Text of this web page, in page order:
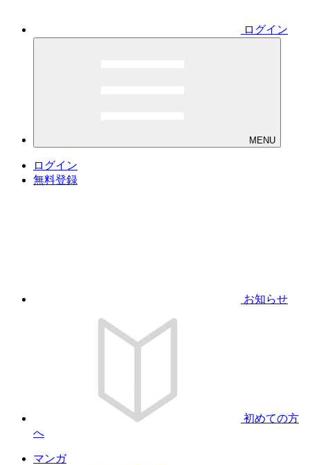
ログイン
MENU
ログイン
無料登録
お知らせ
初めての方
へ
マンガ